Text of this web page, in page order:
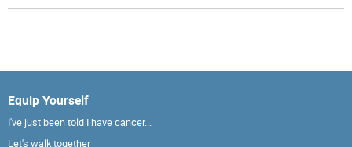
Equip Yourself
I've just been told I have cancer...
Let's walk together